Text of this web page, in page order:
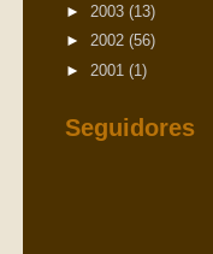
► 2003 (13)
► 2002 (56)
► 2001 (1)
Seguidores